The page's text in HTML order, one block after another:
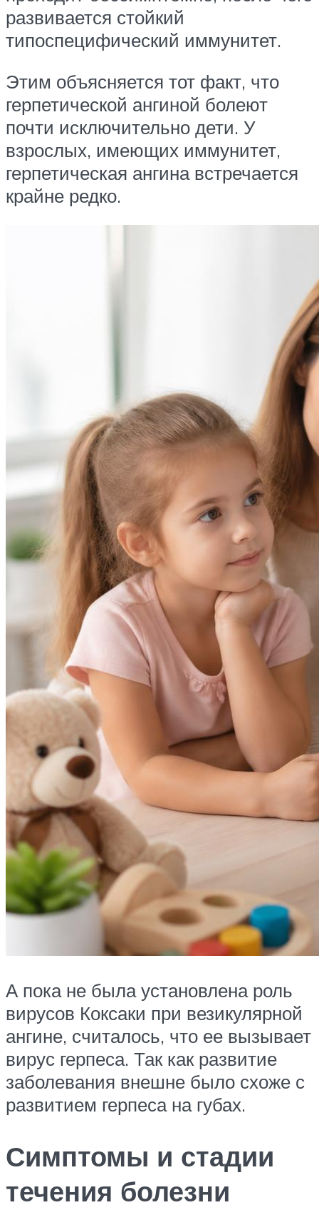
развивается стойкий
типоспецифический иммунитет.
Этим объясняется тот факт, что
герпетической ангиной болеют
почти исключительно дети. У
взрослых, имеющих иммунитет,
герпетическая ангина встречается
крайне редко.
А пока не была установлена роль
вирусов Коксаки при везикулярной
ангине, считалось, что ее вызывает
вирус герпеса. Так как развитие
заболевания внешне было схоже с
развитием герпеса на губах.
Симптомы и стадии
течения болезни